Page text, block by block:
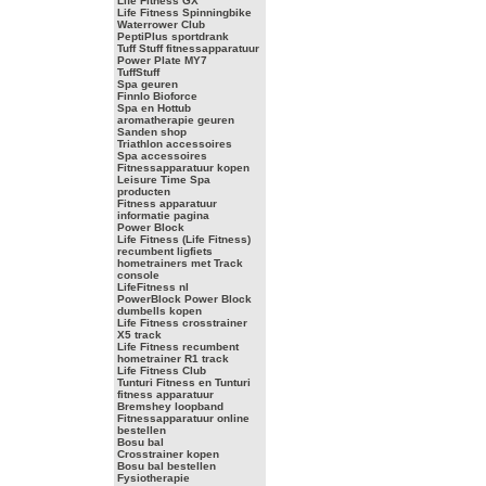
Life Fitness Spinningbike
Waterrower Club
PeptiPlus sportdrank
Tuff Stuff fitnessapparatuur
Power Plate MY7
TuffStuff
Spa geuren
Finnlo Bioforce
Spa en Hottub
aromatherapie geuren
Sanden shop
Triathlon accessoires
Spa accessoires
Fitnessapparatuur kopen
Leisure Time Spa
producten
Fitness apparatuur
informatie pagina
Power Block
Life Fitness (Life Fitness)
recumbent ligfiets
hometrainers met Track
console
LifeFitness nl
PowerBlock Power Block
dumbells kopen
Life Fitness crosstrainer
X5 track
Life Fitness recumbent
hometrainer R1 track
Life Fitness Club
Tunturi Fitness en Tunturi
fitness apparatuur
Bremshey loopband
Fitnessapparatuur online
bestellen
Bosu bal
Crosstrainer kopen
Bosu bal bestellen
Fysiotherapie